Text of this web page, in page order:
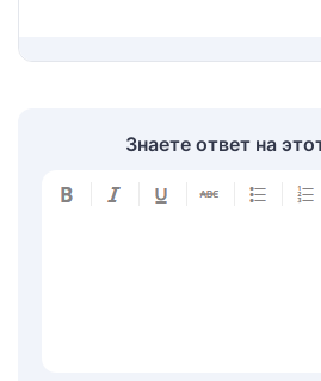
Знаете ответ на